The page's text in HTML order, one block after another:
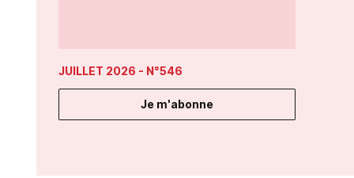
JUILLET 2026 - N°546
Je m'abonne